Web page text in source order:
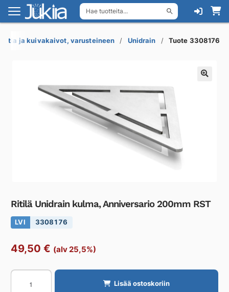
Hae tuotteita...
Siirry
navigointiin
Siirry
sisältöön
ja kuivakaivot, varusteineen Unidrain Tuote 3308176
Ritilä Unidrain kulma, Anniversario 200mm RST
LVI 3308176
49,50 € (alv 25,5%)
Ritilä
Unidrain
Lisää ostoskoriin